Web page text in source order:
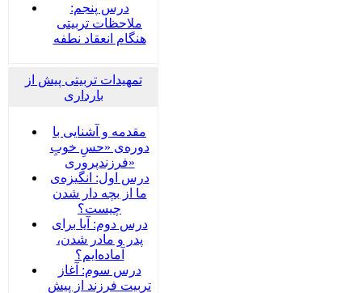
درس پنجم:
ملاحظات تربیتی
هنگام انعقاد نطفه
تمهیدات تربیتی پیش از
بارداری
مقدمه و آشنایی با
دوره‌ی «حسِ خوبِ
فرزندپروری»
درس اول: انگیزه‌ی
ما از بچه دار شدن
چیست؟
درس دوم: آیا برای
پدر و مادر شدن،
آماده‌ایم؟
درس سوم: آغاز
تربیت فرزند از پیش